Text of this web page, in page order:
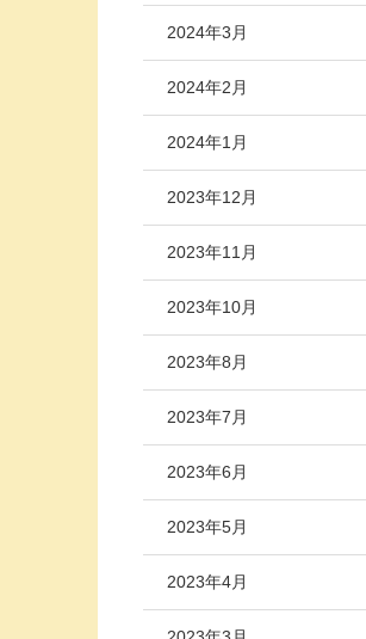
2024年3月
2024年2月
2024年1月
2023年12月
2023年11月
2023年10月
2023年8月
2023年7月
2023年6月
2023年5月
2023年4月